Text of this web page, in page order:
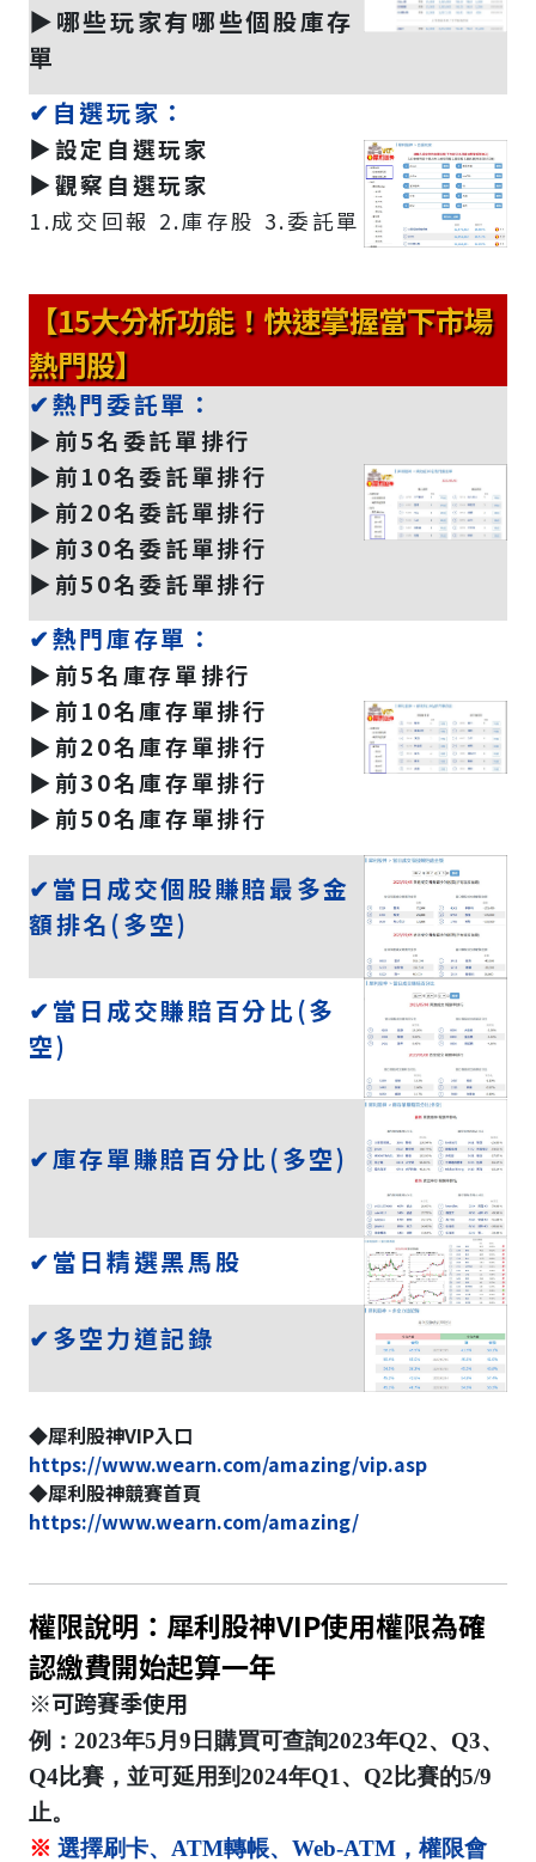
▶️哪些玩家有哪些個股庫存
單
✔自選玩家：
▶️設定自選玩家
▶️觀察自選玩家
1.成交回報 2.庫存股 3.委託單
【15大分析功能！快速掌握當下市場
熱門股】
✔熱門委託單：
▶️前5名委託單排行
▶️前10名委託單排行
▶️前20名委託單排行
▶️前30名委託單排行
▶️前50名委託單排行
✔熱門庫存單：
▶️前5名庫存單排行
▶️前10名庫存單排行
▶️前20名庫存單排行
▶️前30名庫存單排行
▶️前50名庫存單排行
✔當日成交個股賺賠最多金
額排名(多空)
✔當日成交賺賠百分比(多
空)
✔庫存單賺賠百分比(多空)
✔當日精選黑馬股
✔多空力道記錄
◆犀利股神VIP入口
https://www.wearn.com/amazing/vip.asp
◆犀利股神競賽首頁
https://www.wearn.com/amazing/
權限說明：犀利股神VIP使用權限為確
認繳費開始起算一年
※可跨賽季使用
例：2023年5月9日購買可查詢2023年Q2、Q3、
Q4比賽，並可延用到2024年Q1、Q2比賽的5/9
止。
※ 選擇刷卡、ATM轉帳、Web-ATM，權限會